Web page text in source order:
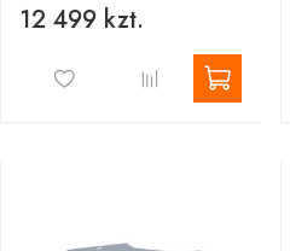
12 499 kzt.